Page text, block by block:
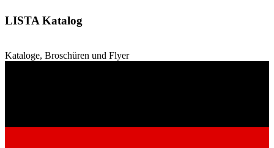
LISTA Katalog
Kataloge, Broschüren und Flyer